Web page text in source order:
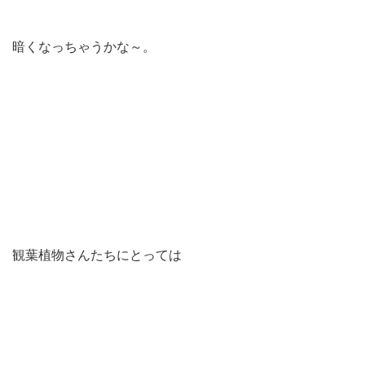
暗くなっちゃうかな～。
観葉植物さんたちにとっては